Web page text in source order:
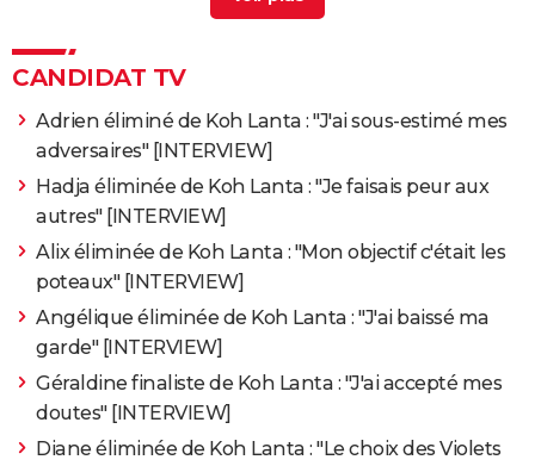
> Guide
CANDIDAT TV
Adrien éliminé de Koh Lanta : "J'ai sous-estimé mes
adversaires" [INTERVIEW]
Hadja éliminée de Koh Lanta : "Je faisais peur aux
autres" [INTERVIEW]
Alix éliminée de Koh Lanta : "Mon objectif c'était les
poteaux" [INTERVIEW]
Angélique éliminée de Koh Lanta : "J'ai baissé ma
garde" [INTERVIEW]
Géraldine finaliste de Koh Lanta : "J'ai accepté mes
doutes" [INTERVIEW]
Diane éliminée de Koh Lanta : "Le choix des Violets